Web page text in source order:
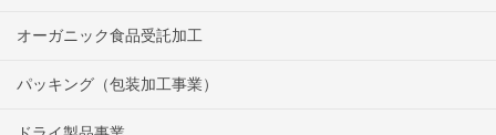
オーガニック食品受託加工
パッキング（包装加工事業）